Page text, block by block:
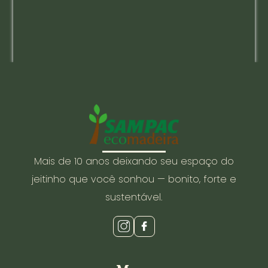
Mais de 10 anos deixando seu espaço do
jeitinho que você sonhou — bonito, forte e
sustentável.